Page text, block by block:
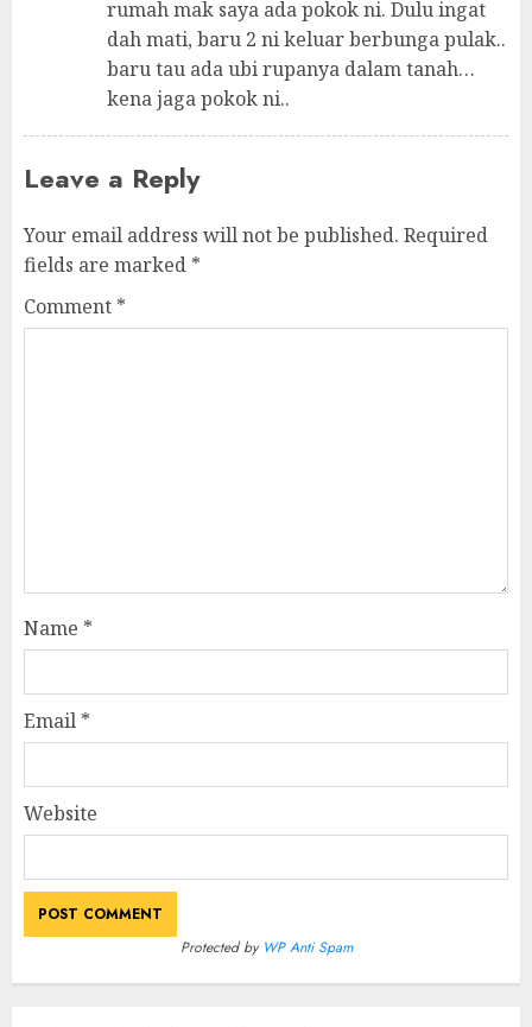
rumah mak saya ada pokok ni. Dulu ingat
dah mati, baru 2 ni keluar berbunga pulak..
baru tau ada ubi rupanya dalam tanah…
kena jaga pokok ni..
Leave a Reply
Your email address will not be published. Required
fields are marked *
Comment *
Name *
Email *
Website
Protected by WP Anti Spam